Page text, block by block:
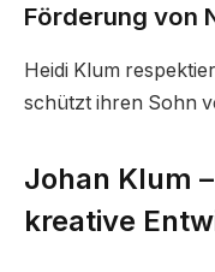
Förderung von
Heidi Klum
schützt ihren Sohn
Johan Klum
kreative